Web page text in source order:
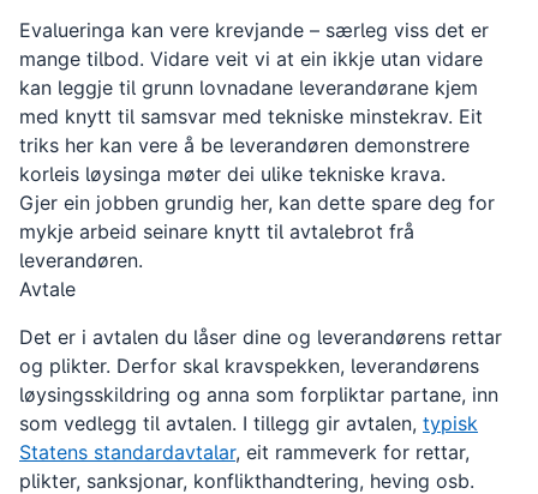
Evalueringa kan vere krevjande – særleg viss det er
mange tilbod. Vidare veit vi at ein ikkje utan vidare
kan leggje til grunn lovnadane leverandørane kjem
med knytt til samsvar med tekniske minstekrav. Eit
triks her kan vere å be leverandøren demonstrere
korleis løysinga møter dei ulike tekniske krava.
Gjer ein jobben grundig her, kan dette spare deg for
mykje arbeid seinare knytt til avtalebrot frå
leverandøren.
Avtale
Det er i avtalen du låser dine og leverandørens rettar
og plikter. Derfor skal kravspekken, leverandørens
løysingsskildring og anna som forpliktar partane, inn
som vedlegg til avtalen. I tillegg gir avtalen, typisk
Statens standardavtalar, eit rammeverk for rettar,
plikter, sanksjonar, konflikthandtering, heving osb.